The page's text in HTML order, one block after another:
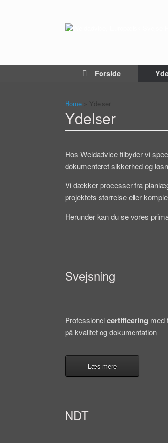
Forside
Home Ydelser
Ydelser
Hos Weldadvice tilbyder vi
dokumenteret sikkerhed og
Vi dækker processer fra
projektets størrelse eller
Herunder kan du se vores
Svejsning
Professionelcertificering med
på kvalitet og dokumentation
Læs mere
NDT